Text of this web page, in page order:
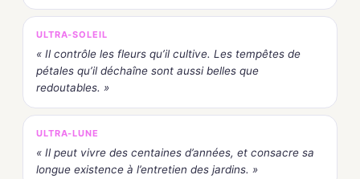
ULTRA-SOLEIL
« Il contrôle les fleurs qu’il cultive. Les tempêtes de
pétales qu’il déchaîne sont aussi belles que
redoutables. »
ULTRA-LUNE
« Il peut vivre des centaines d’années, et consacre sa
longue existence à l’entretien des jardins. »